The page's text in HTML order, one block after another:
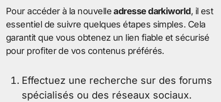
Pour accéder à la nouvelleadresse darkiworld, il est
essentiel de suivre quelques étapes simples. Cela
garantit que vous obtenez un lien fiable et sécurisé
pour profiter de vos contenus préférés.
Effectuez une recherche sur des forums
spécialisés ou des réseaux sociaux.